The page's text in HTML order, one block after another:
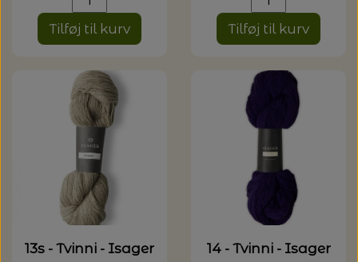
Tilføj til kurv Tilføj til kurv
13s - Tvinni - Isager
14 - Tvinni - Isager